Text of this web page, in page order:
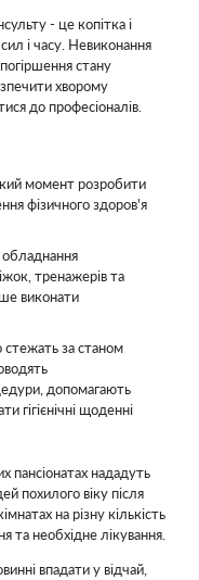
- це копітка і
і часу. Невиконання
стану
хворому
до професіоналів.
момент розробити
фізичного здоров'я
обладнання
тренажерів та
виконати
стежать за станом
допомагають
гігієнічні щоденні
пансіонатах нададуть
похилого віку після
на різну кількість
та необхідне лікування.
впадати у відчай,